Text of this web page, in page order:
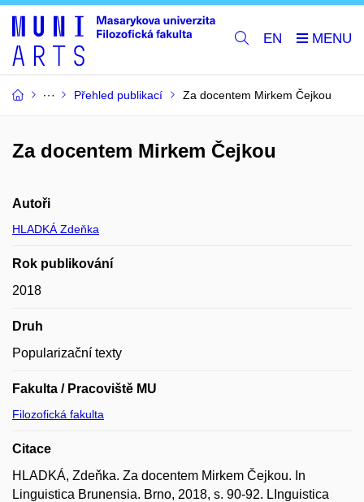
EN
Přehled publikací Za docentem Mirkem Čejkou
Za docentem Mirkem Čejkou
Autoři
HLADKÁ Zdeňka
Rok publikování
2018
Druh
Popularizační texty
Fakulta / Pracoviště MU
Filozofická fakulta
Citace
HLADKÁ, Zdeňka. Za docentem Mirkem Čejkou. In
Linguistica Brunensia. Brno, 2018, s. 90-92. LInguistica